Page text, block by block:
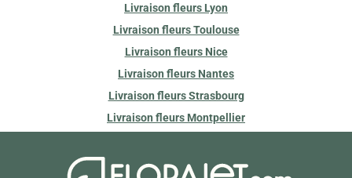
Livraison fleurs Lyon
Livraison fleurs Toulouse
Livraison fleurs Nice
Livraison fleurs Nantes
Livraison fleurs Strasbourg
Livraison fleurs Montpellier